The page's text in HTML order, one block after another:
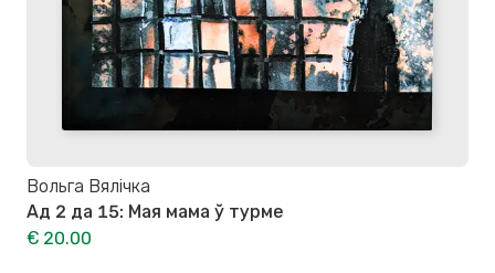
Вольга Вялічка
Ад 2 да 15: Мая мама ў турме
€ 20.00